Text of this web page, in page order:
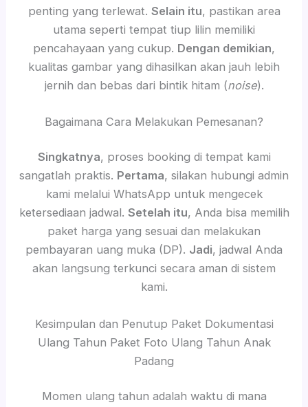
penting yang terlewat. Selain itu, pastikan area
utama seperti tempat tiup lilin memiliki
pencahayaan yang cukup. Dengan demikian,
kualitas gambar yang dihasilkan akan jauh lebih
jernih dan bebas dari bintik hitam (noise).
Bagaimana Cara Melakukan Pemesanan?
Singkatnya, proses booking di tempat kami
sangatlah praktis. Pertama, silakan hubungi admin
kami melalui WhatsApp untuk mengecek
ketersediaan jadwal. Setelah itu, Anda bisa memilih
paket harga yang sesuai dan melakukan
pembayaran uang muka (DP). Jadi, jadwal Anda
akan langsung terkunci secara aman di sistem
kami.
Kesimpulan dan Penutup Paket Dokumentasi
Ulang Tahun Paket Foto Ulang Tahun Anak
Padang
Momen ulang tahun adalah waktu di mana